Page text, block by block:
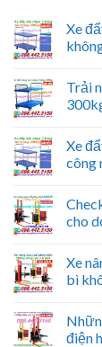
Xe
Trải
Xe
công
cho
Xe
bì
điện